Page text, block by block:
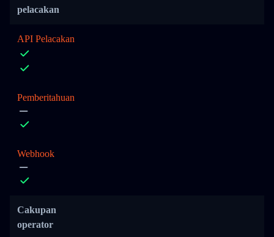
pelacakan
API Pelacakan
Pemberitahuan
Webhook
Cakupan
operator